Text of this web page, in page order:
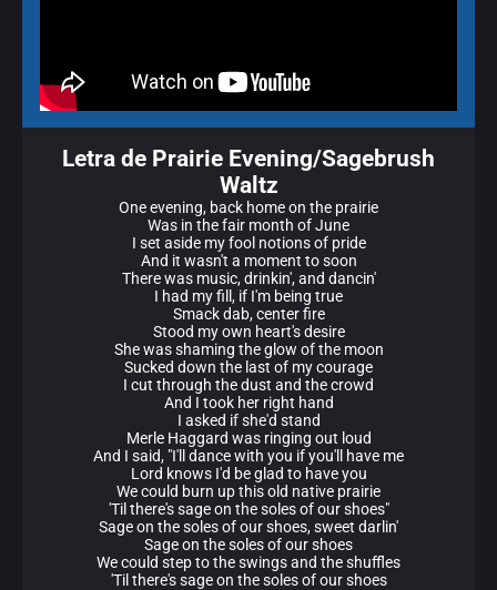
Letra de Prairie Evening/Sagebrush
Waltz
One evening, back home on the prairie
Was in the fair month of June
I set aside my fool notions of pride
And it wasn't a moment to soon
There was music, drinkin', and dancin'
I had my fill, if I'm being true
Smack dab, center fire
Stood my own heart's desire
She was shaming the glow of the moon
Sucked down the last of my courage
I cut through the dust and the crowd
And I took her right hand
I asked if she'd stand
Merle Haggard was ringing out loud
And I said, "I'll dance with you if you'll have me
Lord knows I'd be glad to have you
We could burn up this old native prairie
'Til there's sage on the soles of our shoes"
Sage on the soles of our shoes, sweet darlin'
Sage on the soles of our shoes
We could step to the swings and the shuffles
'Til there's sage on the soles of our shoes